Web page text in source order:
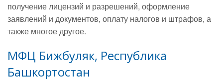
получение лицензий и разрешений, оформление
заявлений и документов, оплату налогов и штрафов, а
также многое другое.
МФЦ Бижбуляк, Республика
Башкортостан